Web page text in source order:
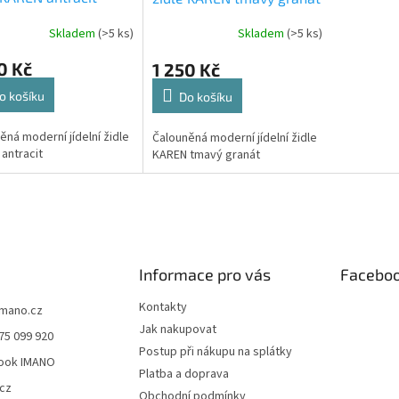
Skladem (>5 ks)
Kč
košíku
moderní jídelní židle
antracit
Skladem (>5 ks)
1 250 Kč
Do košíku
Čalouněná moderní jídelní židle
KAREN tmavý granát
099 920
IMANO
Informace pro vás
Kontakty
Jak nakupovat
Postup při nákupu na splátky
Platba a doprava